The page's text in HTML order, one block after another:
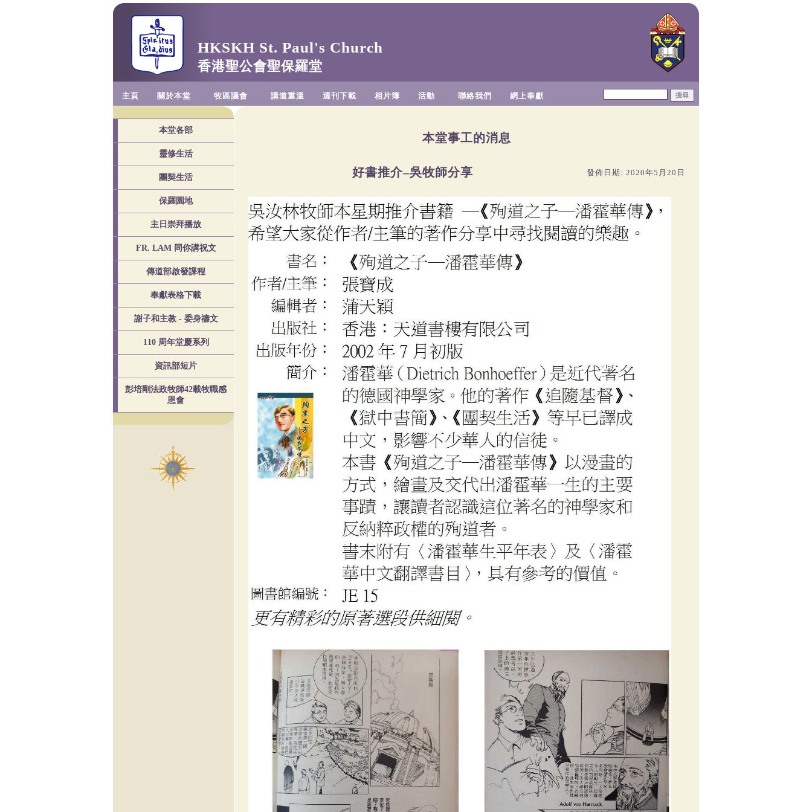
HKSKH St. Paul's Church
香港聖公會聖保羅堂
主頁 關於本堂 牧區議會 講道重溫 週刊下載 相片簿 活動 聯絡我們 網上奉獻
本堂各部
靈修生活
團契生活
保羅園地
主日崇拜播放
FR. LAM 同你講祝文
傳道部啟發課程
奉獻表格下載
謝子和主教 - 委身禱文
110 周年堂慶系列
資訊部短片
彭培剛法政牧師42載牧職感
恩會
本堂事工的消息
好書推介–吳牧師分享 發佈日期: 2020年5月20日